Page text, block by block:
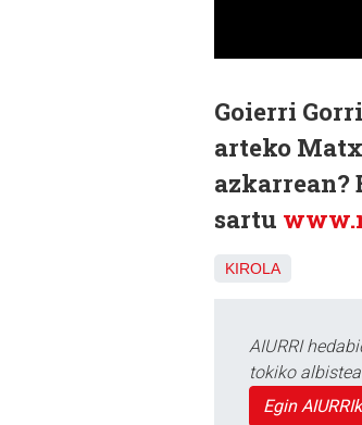
Goierri
arteko
azkarrean?
sartu
KIROLA
AIURRI
tokiko
Egin